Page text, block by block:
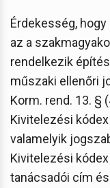
Érdekesség,
az a
rendelkezik
műszaki ellenőri
Korm. rend. 13. §
Kivitelezési
valamelyik
Kivitelezési
tanácsadói cím